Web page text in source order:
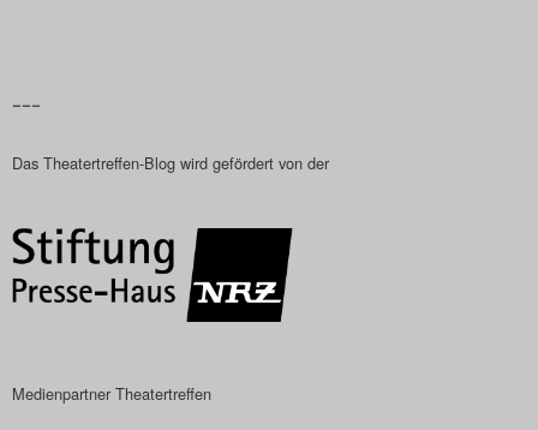
2022
Das Theatertreffen-Blog
2023
–––
Das Theatertreffen-Blog wird gefördert von der
Medienpartner Theatertreffen